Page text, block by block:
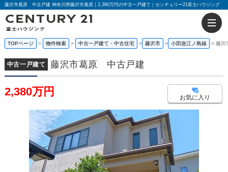
藤沢市葛原 中古戸建 神奈川県藤沢市葛原｜2,380万円の中古一戸建て｜センチュリー21富士ハウジング
TOPページ 物件検索 中古一戸建て・中古住宅 藤沢市 小田急江ノ島線 藤沢
中古一戸建て 藤沢市葛原 中古戸建
2,380万円 お気に入り